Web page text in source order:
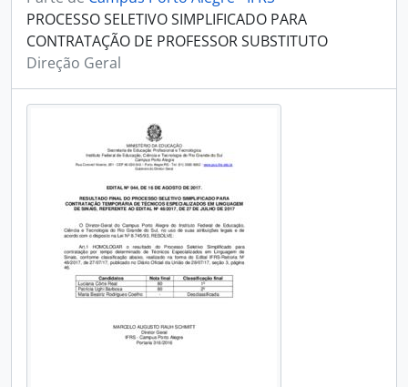
PROCESSO SELETIVO SIMPLIFICADO PARA
CONTRATAÇÃO DE PROFESSOR SUBSTITUTO
Direção Geral